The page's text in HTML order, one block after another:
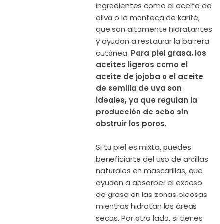
ingredientes como el aceite de
oliva o la manteca de karité,
que son altamente hidratantes
y ayudan a restaurar la barrera
cutánea. Para piel grasa, los
aceites ligeros como el
aceite de jojoba o el aceite
de semilla de uva son
ideales, ya que regulan la
producción de sebo sin
obstruir los poros.
Si tu piel es mixta, puedes
beneficiarte del uso de arcillas
naturales en mascarillas, que
ayudan a absorber el exceso
de grasa en las zonas oleosas
mientras hidratan las áreas
secas. Por otro lado, si tienes